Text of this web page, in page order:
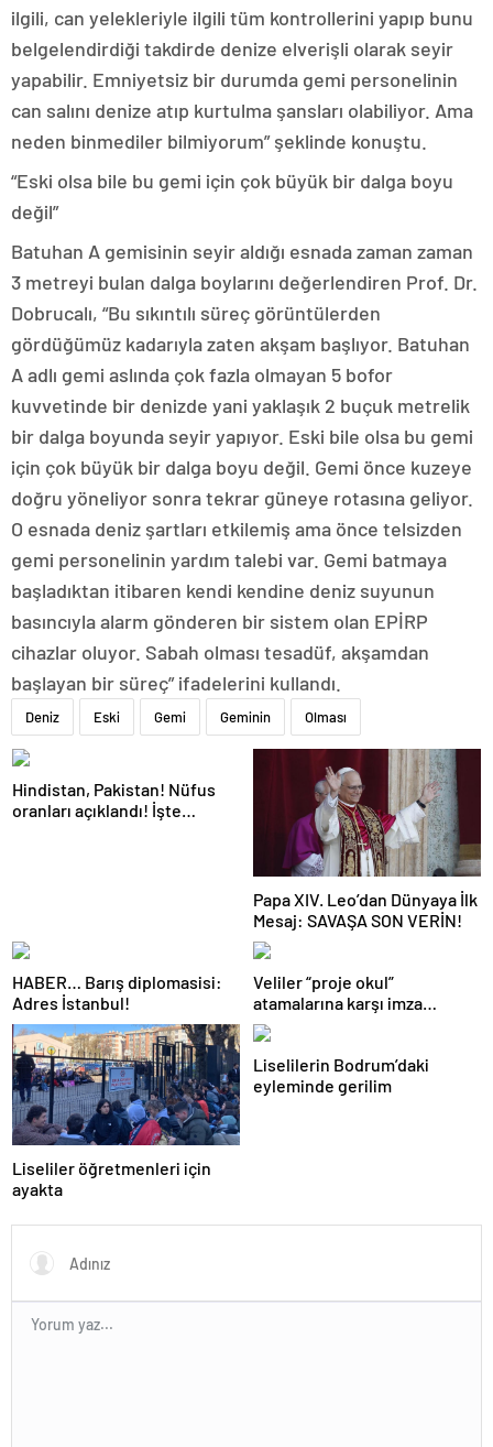
ilgili, can yelekleriyle ilgili tüm kontrollerini yapıp bunu
belgelendirdiği takdirde denize elverişli olarak seyir
yapabilir. Emniyetsiz bir durumda gemi personelinin
can salını denize atıp kurtulma şansları olabiliyor. Ama
neden binmediler bilmiyorum” şeklinde konuştu.
“Eski olsa bile bu gemi için çok büyük bir dalga boyu
değil”
Batuhan A gemisinin seyir aldığı esnada zaman zaman
3 metreyi bulan dalga boylarını değerlendiren Prof. Dr.
Dobrucalı, “Bu sıkıntılı süreç görüntülerden
gördüğümüz kadarıyla zaten akşam başlıyor. Batuhan
A adlı gemi aslında çok fazla olmayan 5 bofor
kuvvetinde bir denizde yani yaklaşık 2 buçuk metrelik
bir dalga boyunda seyir yapıyor. Eski bile olsa bu gemi
için çok büyük bir dalga boyu değil. Gemi önce kuzeye
doğru yöneliyor sonra tekrar güneye rotasına geliyor.
O esnada deniz şartları etkilemiş ama önce telsizden
gemi personelinin yardım talebi var. Gemi batmaya
başladıktan itibaren kendi kendine deniz suyunun
basıncıyla alarm gönderen bir sistem olan EPİRP
cihazlar oluyor. Sabah olması tesadüf, akşamdan
başlayan bir süreç” ifadelerini kullandı.
Deniz Eski Gemi Geminin Olması
Hindistan, Pakistan! Nüfus
oranları açıklandı! İşte
Papa XIV. Leo’dan Dünyaya İlk
Mesaj: SAVAŞA SON VERİN!
HABER… Barış diplomasisi:
Adres İstanbul!
Veliler “proje okul”
atamalarına karşı imza
kampanyası başlattı
Liseliler öğretmenleri için
ayakta
Liselilerin Bodrum’daki
eyleminde gerilim